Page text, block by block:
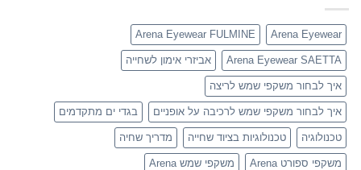
Arena Eyewear
Arena Eyewear FULMINE
Arena Eyewear SAETTA אביזרי אימון לשחייה
איך לבחור משקפי שמש לריצה
איך לבחור משקפי שמש לרכיבה על אופניים בגדי ים מתקדמים
טכנולוגיה טכנולוגיות בציוד שחייה מדריך שחיה
משקפי ספורט Arena משקפי שמש Arena